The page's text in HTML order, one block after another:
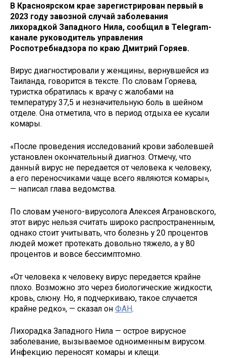
В Красноярском крае зарегистрирован первый в
2023 году завозной случай заболевания
лихорадкой Западного Нила, сообщил в Telegram-
канале руководитель управления
Роспотребнадзора по краю Дмитрий Горяев.
Вирус диагностировали у женщины, вернувшейся из
Таиланда, говорится в тексте. По словам Горяева,
туристка обратилась к врачу с жалобами на
температуру 37,5 и незначительную боль в шейном
отделе. Она отметила, что в период отдыха ее кусали
комары.
«После проведения исследований крови заболевшей
установлен окончательный диагноз. Отмечу, что
данный вирус не передается от человека к человеку,
а его переносчиками чаще всего являются комары»,
— написал глава ведомства.
По словам ученого-вирусолога Алексея Аграновского,
этот вирус нельзя считать широко распространенным,
однако стоит учитывать, что болезнь у 20 процентов
людей может протекать довольно тяжело, а у 80
процентов и вовсе бессимптомно.
«От человека к человеку вирус передается крайне
плохо. Возможно это через биологические жидкости,
кровь, слюну. Но, я подчеркиваю, такое случается
крайне редко», — сказал он ФАН.
Лихорадка Западного Нила — острое вирусное
заболевание, вызываемое одноименным вирусом.
Инфекцию переносят комары и клещи.